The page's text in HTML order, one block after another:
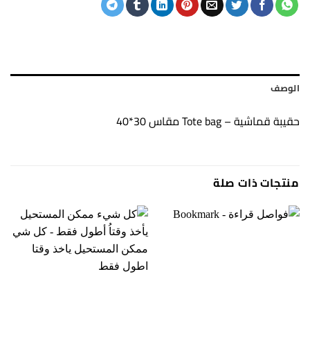
الوصف
حقيبة قماشية – Tote bag مقاس 30*40
منتجات ذات صلة